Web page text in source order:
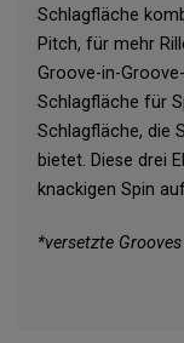
Schlagfläche
Pitch, für mehr
Groove-in-
Schlagfläche für
Schlagfläche, die
bietet. Diese drei
knackigen Spin
*versetzte